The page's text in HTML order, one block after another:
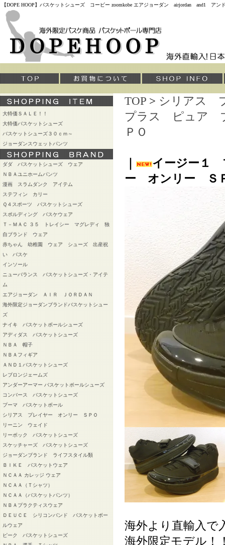
【DOPE HOOP】バスケットシューズ コービー zoomkobe エアジョーダン airjordan and1
大特価ＳＡＬＥ！！
大特価バスケットシューズ
バスケットシューズ３０ｃｍ～
ジョーダンスウェットパンツ
ダダ バスケットシューズ ウェア
ＮＢＡユニホームパンツ
漫画 スラムダンク アイテム
ステフィン カリー
Ｑ４スポーツ バスケットシューズ
スポルディング バスケウェア
Ｔ－ＭＡＣ ３５ トレイシー マグレディ 独
自ブランド ウェア
赤ちゃん 幼稚園 ウェア シューズ 出産祝
い バスケ
インソール
ニューバランス バスケットシューズ・アイテ
ム
エアジョーダン ＡＩＲ ＪＯＲＤＡＮ
海外限定ジョーダンブランドバスケットシュー
ズ
ナイキ バスケットボールシューズ
アディダス バスケットシューズ
ＮＢＡ 帽子
ＮＢＡフィギア
ＡＮＤ１バスケットシューズ
レブロンジェームズ
アンダーアーマー バスケットボールシューズ
コンバース バスケットシューズ
プーマ バスケットボール
シリアス プレイヤー オンリー ＳＰＯ
リーニン ウェイド
リーボック バスケットシューズ
スケッチャーズ バスケットシューズ
ジョーダンブランド ライフスタイル類
ＢＩＫＥ バスケットウェア
ＮＣＡＡ カレッジ ウェア
ＮＣＡＡ（Ｔシャツ）
ＮＣＡＡ（バスケットパンツ）
ＮＢＡプラクティスウェア
ＤＥＵＣＥ シリコンバンド バスケットボー
ルウェア
ピーク バスケットシューズ
TOP > シリアス
プラス ピュア
ＰＯ
イージー１
ー オンリー Ｓ
海外より直輸入で
海外限定モデル！